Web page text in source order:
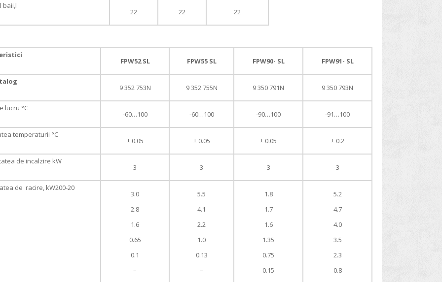
baii,l
22 22 22
FPW52 SL FPW55 SL FPW90- SL FPW91- SL
9 352 753N 9 352 755N 9 350 791N 9 350 793N
lucru °C
-60…100 -60…100 -90…100 -91…100
temperaturii °C
± 0.05 ± 0.05 ± 0.05 ± 0.2
de incalzire kW
3 3 3 3
de racire, kW200-20
3.0
2.8
1.6
0.65
0.1
–
5.5
4.1
2.2
1.0
0.13
–
1.8
1.7
1.6
1.35
0.75
0.15
5.2
4.7
4.0
3.5
2.3
0.8